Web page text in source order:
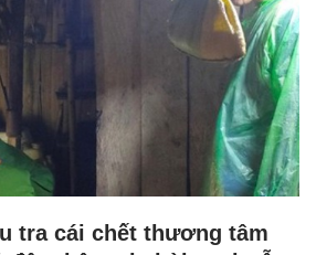
tra cái chết thương tâm